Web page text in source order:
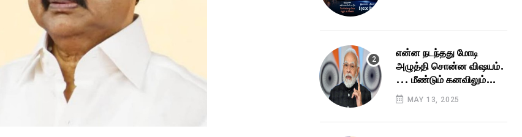
என்ன நடந்தது மோடி
அழுத்தி சொன்ன விஷயம்.
... மீண்டும் கனவிலும்
வராது இளம் எழுத்தாளர்
அதிரடி!
MAY 13, 2025